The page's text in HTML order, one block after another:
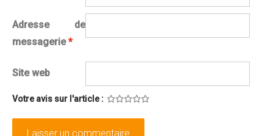
Adresse de
messagerie*
Site web
Votre avis sur l'article : 5
4
3
2
1